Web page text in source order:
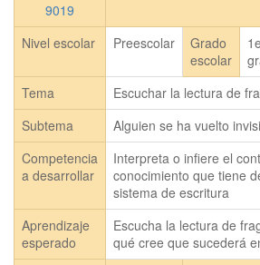
9019
Nivel escolar
Preescolar
Grado
escolar
Tema
Escuchar la lectura de
Subtema
Alguien se ha vuelto
Competencia
a desarrollar
Interpreta o infiere el
conocimiento que tiene
sistema de escritura
Aprendizaje
esperado
Escucha la lectura de
qué cree que sucederá